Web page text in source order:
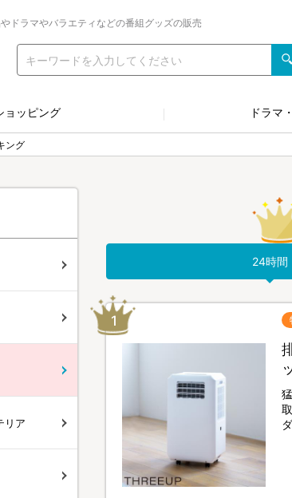
ドラマやバラエティなどの番組グッズの販売
ョッピング ドラマ
ング
24時間
1
リア